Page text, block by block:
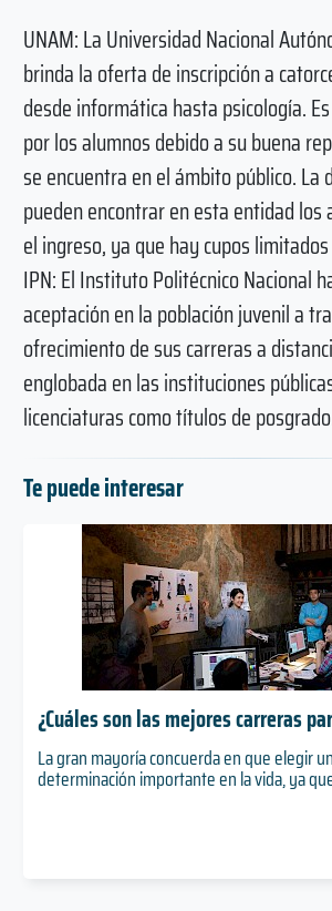
UNAM: La Universidad Nacional
brinda la oferta de inscripción a
desde informática hasta psicología.
por los alumnos debido a su buena
se encuentra en el ámbito público. La
pueden encontrar en esta entidad los
el ingreso, ya que hay cupos
IPN: El Instituto Politécnico Nacional
aceptación en la población juvenil a
ofrecimiento de sus carreras a
englobada en las instituciones
licenciaturas como títulos de
Te puede interesar
¿Cuáles son las mejores carreras
La gran mayoría concuerda en que elegir
determinación importante en la vida, ya